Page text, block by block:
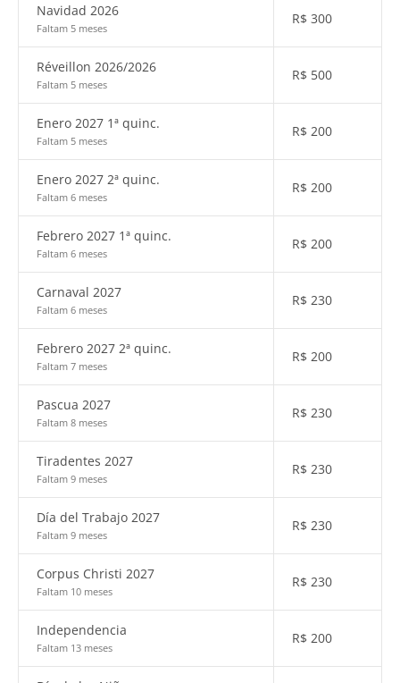
Navidad 2026
Faltam 5 meses
R$ 300
Réveillon 2026/2026
Faltam 5 meses
R$ 500
Enero 2027 1ª quinc.
Faltam 5 meses
R$ 200
Enero 2027 2ª quinc.
Faltam 6 meses
R$ 200
Febrero 2027 1ª quinc.
Faltam 6 meses
R$ 200
Carnaval 2027
Faltam 6 meses
R$ 230
Febrero 2027 2ª quinc.
Faltam 7 meses
R$ 200
Pascua 2027
Faltam 8 meses
R$ 230
Tiradentes 2027
Faltam 9 meses
R$ 230
Día del Trabajo 2027
Faltam 9 meses
R$ 230
Corpus Christi 2027
Faltam 10 meses
R$ 230
Independencia
Faltam 13 meses
R$ 200